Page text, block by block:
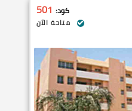
كود: 501
متاحة الآن